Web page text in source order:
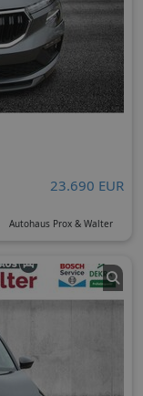
23.690 EUR
Autohaus Prox & Walter